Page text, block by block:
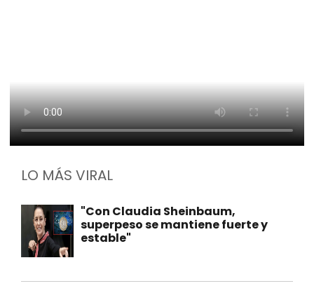
LO MÁS VIRAL
"Con Claudia Sheinbaum,
superpeso se mantiene fuerte y
estable"